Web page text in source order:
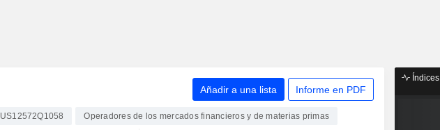
Añadir a una lista Informe en PDF
US12572Q1058 Operadores de los mercados financieros y de materias primas
Índices